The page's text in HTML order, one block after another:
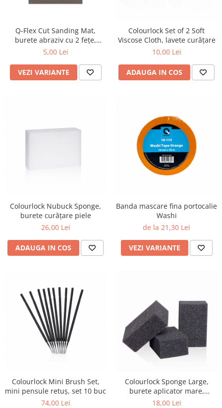
Protecție vopsea
Ceară
Ceramică
Plastic, Cauciuc exterior
Detailing rapid
Protectie piele
Protecție respiratorie
Vopsire
Pahare de amestec
Lămpi de lucru
Suflante
Nebulizatoare, Spumante
Spălare cu presiune
Piese de schimb, Consumabile
Q-Flex Cut Sanding Mat,
burete abraziv cu 2 fețe,
120x98x13mm
5,00 Lei
VEZI VARIANTE
Colourlock Set of 2 Soft
Viscose Cloth, lavete curățare
10,00 Lei
ADAUGA IN COS
Colourlock Nubuck Sponge,
burete curățare piele
26,00 Lei
ADAUGA IN COS
Banda mascare fina portocalie
Washi
de la 21,30 Lei
VEZI VARIANTE
Colourlock Mini Brush Set,
mini pensule retuș, set 10 buc
74,00 Lei
Colourlock Sponge Large,
burete aplicator mare,
90x55x35 mm, pachet 3 buc
18,00 Lei